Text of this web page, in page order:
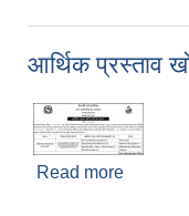
आर्थिक प्रस्ताव
Read more